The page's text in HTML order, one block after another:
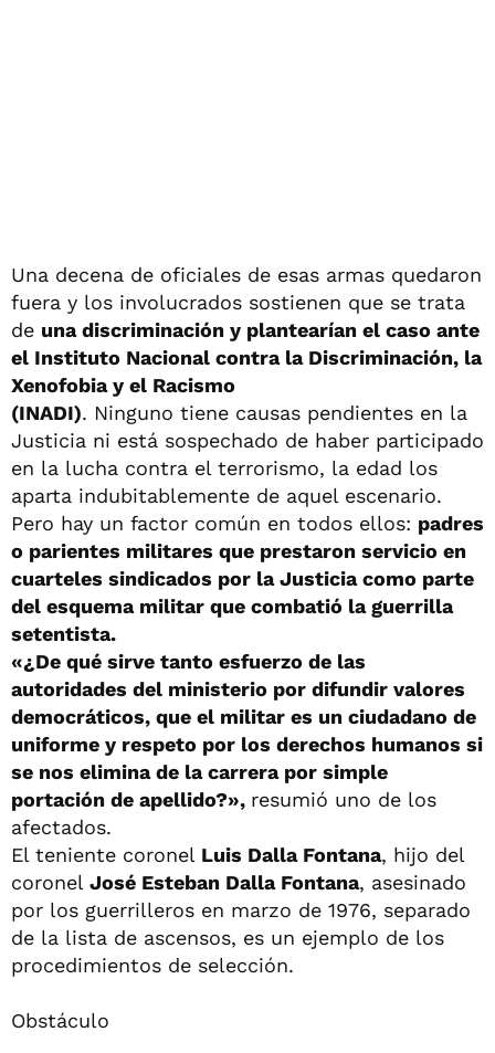
Una decena de oficiales de esas armas quedaron
fuera y los involucrados sostienen que se trata
de una discriminación y plantearían el caso ante
el Instituto Nacional contra la Discriminación, la
Xenofobia y el Racismo
(INADI). Ninguno tiene causas pendientes en la
Justicia ni está sospechado de haber participado
en la lucha contra el terrorismo, la edad los
aparta indubitablemente de aquel escenario.
Pero hay un factor común en todos ellos: padres
o parientes militares que prestaron servicio en
cuarteles sindicados por la Justicia como parte
del esquema militar que combatió la guerrilla
setentista.
«¿De qué sirve tanto esfuerzo de las
autoridades del ministerio por difundir valores
democráticos, que el militar es un ciudadano de
uniforme y respeto por los derechos humanos si
se nos elimina de la carrera por simple
portación de apellido?», resumió uno de los
afectados.
El teniente coronel Luis Dalla Fontana, hijo del
coronel José Esteban Dalla Fontana, asesinado
por los guerrilleros en marzo de 1976, separado
de la lista de ascensos, es un ejemplo de los
procedimientos de selección.
Obstáculo